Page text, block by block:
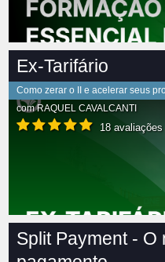
Ex-Tarifário
Como zerar o II e acelerar seus
comRAQUEL CAVALCANTI
18 avaliações
Split Payment - O